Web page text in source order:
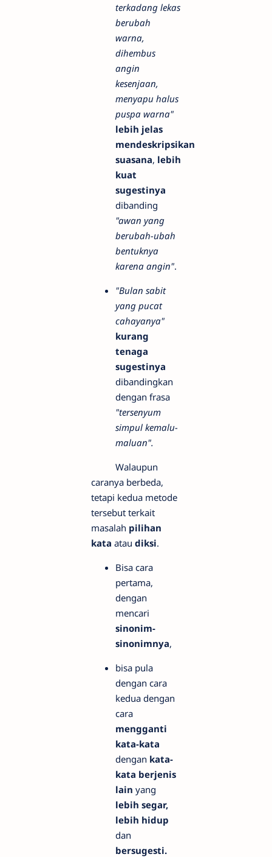
terkadang lekas
berubah
warna,
dihembus
angin
kesenjaan,
menyapu halus
puspa warna"
lebih jelas
mendeskripsikan
suasana, lebih
kuat
sugestinya
dibanding
"awan yang
berubah-ubah
bentuknya
karena angin".
"Bulan sabit
yang pucat
cahayanya"
kurang
tenaga
sugestinya
dibandingkan
dengan frasa
"tersenyum
simpul kemalu-
maluan".
Walaupun
caranya berbeda,
tetapi kedua metode
tersebut terkait
masalah pilihan
kata atau diksi.
Bisa cara
pertama,
dengan
mencari
sinonim-
sinonimnya,
bisa pula
dengan cara
kedua dengan
cara
mengganti
kata-kata
dengan kata-
kata berjenis
lain yang
lebih segar,
lebih hidup
dan
bersugesti.